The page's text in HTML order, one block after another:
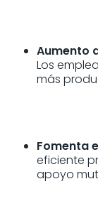
Aumento
Los
más
Fomenta
eficiente
apoyo